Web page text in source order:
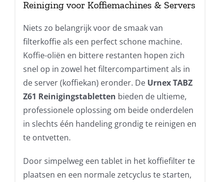
Reiniging voor Koffiemachines & Servers
Niets zo belangrijk voor de smaak van
filterkoffie als een perfect schone machine.
Koffie-oliën en bittere restanten hopen zich
snel op in zowel het filtercompartiment als in
de server (koffiekan) eronder. De Urnex TABZ
Z61 Reinigingstabletten bieden de ultieme,
professionele oplossing om beide onderdelen
in slechts één handeling grondig te reinigen en
te ontvetten.
Door simpelweg een tablet in het koffiefilter te
plaatsen en een normale zetcyclus te starten,